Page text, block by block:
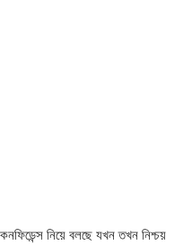
নিয়ে বলছে যখন তখন নিশ্চয়